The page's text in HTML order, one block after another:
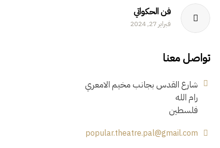
فن الحكواتي
فبراير 27, 2024
تواصل معنا
شارع القدس بجانب مخيم الامعري
رام الله
فلسطين
popular.theatre.pal@gmail.com